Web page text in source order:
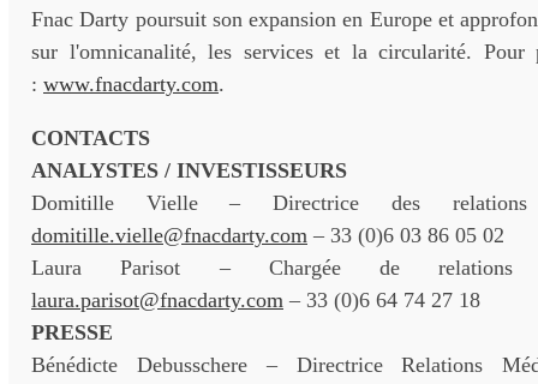
Fnac Darty poursuit son expansion en Europe et
sur l'omnicanalité, les services et la circularité. Pour
: www.fnacdarty.com.
CONTACTS
ANALYSTES / INVESTISSEURS
Domitille Vielle – Directrice des relations
domitille.vielle@fnacdarty.com – 33 (0)6 03 86 05 02
Laura Parisot – Chargée de relations
laura.parisot@fnacdarty.com – 33 (0)6 64 74 27 18
PRESSE
Bénédicte Debusschere – Directrice Relations